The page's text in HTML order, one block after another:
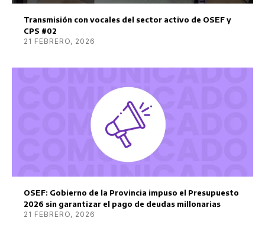
Transmisión con vocales del sector activo de OSEF y
CPS #02
21 FEBRERO, 2026
OSEF: Gobierno de la Provincia impuso el Presupuesto
2026 sin garantizar el pago de deudas millonarias
21 FEBRERO, 2026